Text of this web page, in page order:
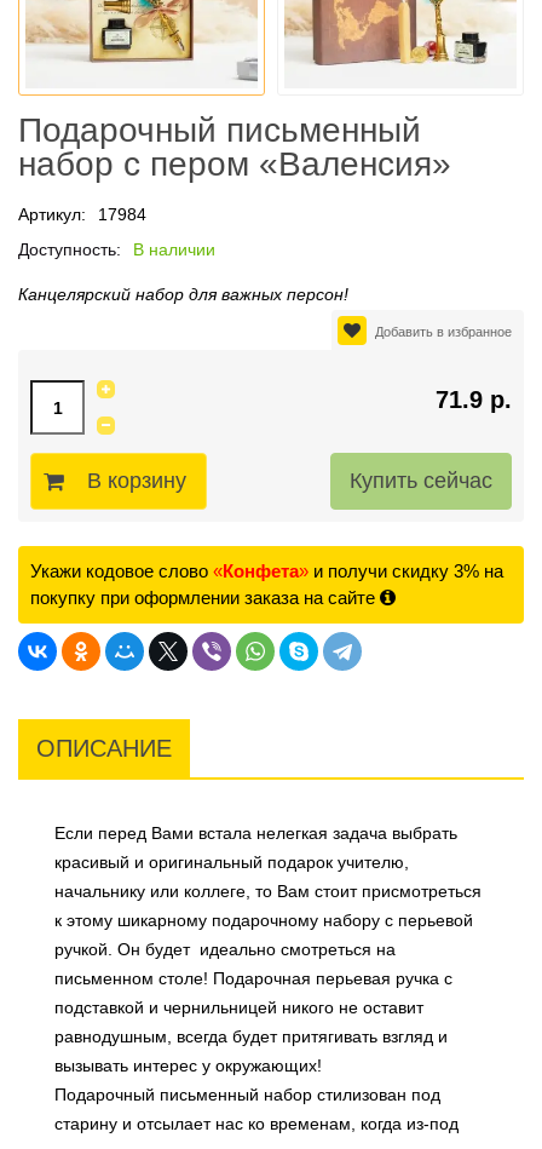
Подарочный письменный
набор с пером «Валенсия»
Артикул:
17984
Доступность:
В наличии
Канцелярский набор для важных персон!
Добавить в избранное
71.9 р.
В корзину
Укажи кодовое слово «Конфета» и получи скидку 3% на
покупку при оформлении заказа на сайте
ОПИСАНИЕ
Если перед Вами встала нелегкая задача выбрать
красивый и оригинальный подарок учителю,
начальнику или коллеге, то Вам стоит присмотреться
к этому шикарному подарочному набору с перьевой
ручкой. Он будет идеально смотреться на
письменном столе! Подарочная перьевая ручка с
подставкой и чернильницей никого не оставит
равнодушным, всегда будет притягивать взгляд и
вызывать интерес у окружающих!
Подарочный письменный набор стилизован под
старину и отсылает нас ко временам, когда из-под